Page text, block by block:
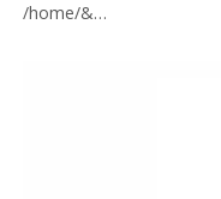
/home/&…